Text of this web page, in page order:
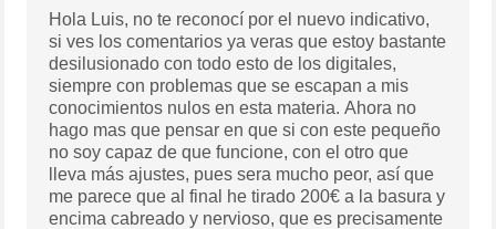
Hola Luis, no te reconocí por el nuevo indicativo,
si ves los comentarios ya veras que estoy bastante
desilusionado con todo esto de los digitales,
siempre con problemas que se escapan a mis
conocimientos nulos en esta materia. Ahora no
hago mas que pensar en que si con este pequeño
no soy capaz de que funcione, con el otro que
lleva más ajustes, pues sera mucho peor, así que
me parece que al final he tirado 200€ a la basura y
encima cabreado y nervioso, que es precisamente